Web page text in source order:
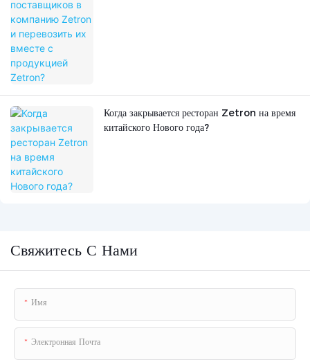
Когда закрывается ресторан Zetron на время
китайского Нового года?
Свяжитесь С Нами
Имя
Электронная Почта